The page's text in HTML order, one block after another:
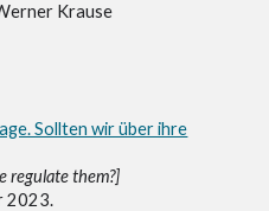
Krause
Sollten wir über ihre
regulate them?]
2023.